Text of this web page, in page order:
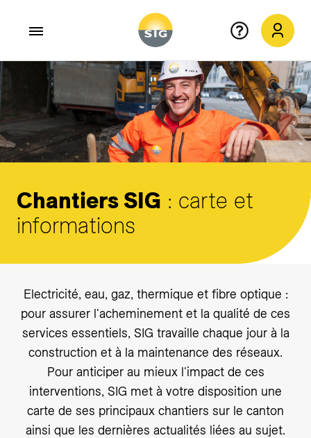
Aller au contenu principal
Chantiers SIG : carte et
informations
Electricité, eau, gaz, thermique et fibre optique :
pour assurer l'acheminement et la qualité de ces
services essentiels, SIG travaille chaque jour à la
construction et à la maintenance des réseaux.
Pour anticiper au mieux l'impact de ces
interventions, SIG met à votre disposition une
carte de ses principaux chantiers sur le canton
ainsi que les dernières actualités liées au sujet.